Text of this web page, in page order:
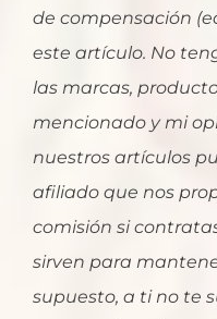
de compensación
este artículo. No
las marcas,
mencionado y mi
nuestros artículos
afiliado que nos
comisión si
sirven para
supuesto, a ti no te